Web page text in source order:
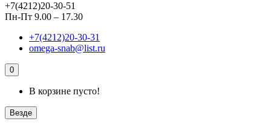
+7(4212)20-30-51
Пн-Пт 9.00 – 17.30
+7(4212)20-30-31
omega-snab@list.ru
0
В корзине пусто!
Везде